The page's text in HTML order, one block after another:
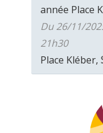
année Place
Du 26/11/
21h30
Place Kléber,